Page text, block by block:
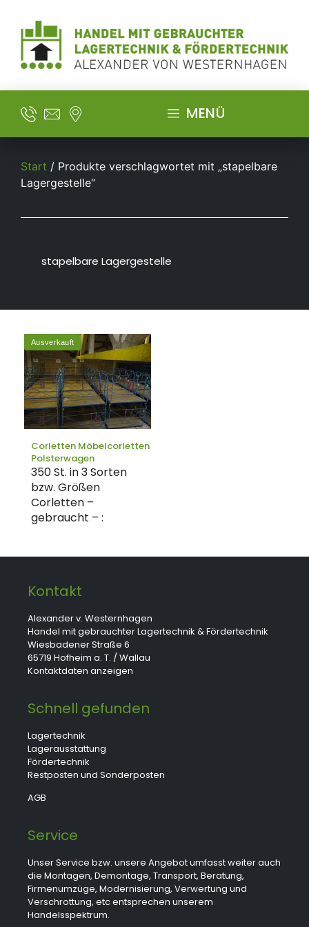
MENÜ
Start / Produkte verschlagwortet mit „stapelbare
Lagergestelle“
stapelbare Lagergestelle
Ausverkauft
Corletten Möbelcorletten
Polsterwagen
350 St. in 3 Sorten
bzw. Größen
Corletten –
gebraucht – :
Kontakt
Alexander v. Westernhagen
Handel mit gebrauchter Lagertechnik & Fördertechnik
Wiesbadener Straße 6
65719 Hofheim a. T. / Wallau
Kontaktdaten anzeigen
Schnell gefunden
Lagertechnik
Lagerausstattung
Fördertechnik
Restposten und Sonderposten
AGB
Service
Unser Service bzw. unsere Angebot umfasst weiter auch
die Montagen, Demontage, Transport, Beratung,
Firmenumzüge, Modernisierung, Verwertung und
Verschrottung, etc entsprechen unserem
Handelsspektrum.